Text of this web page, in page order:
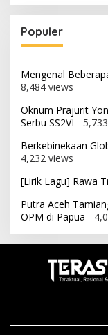
Populer
Mengenal
8,484 views
Oknum Prajurit
Serbu SS2VI -
Berkebinekaan
4,232 views
[Lirik Lagu] Rawa
Putra Aceh
OPM di Papua -